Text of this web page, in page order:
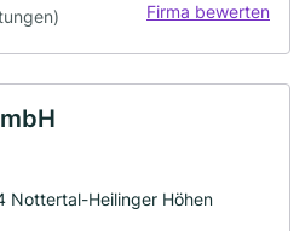
Firma bewerten
Nottertal-Heilinger Höhen